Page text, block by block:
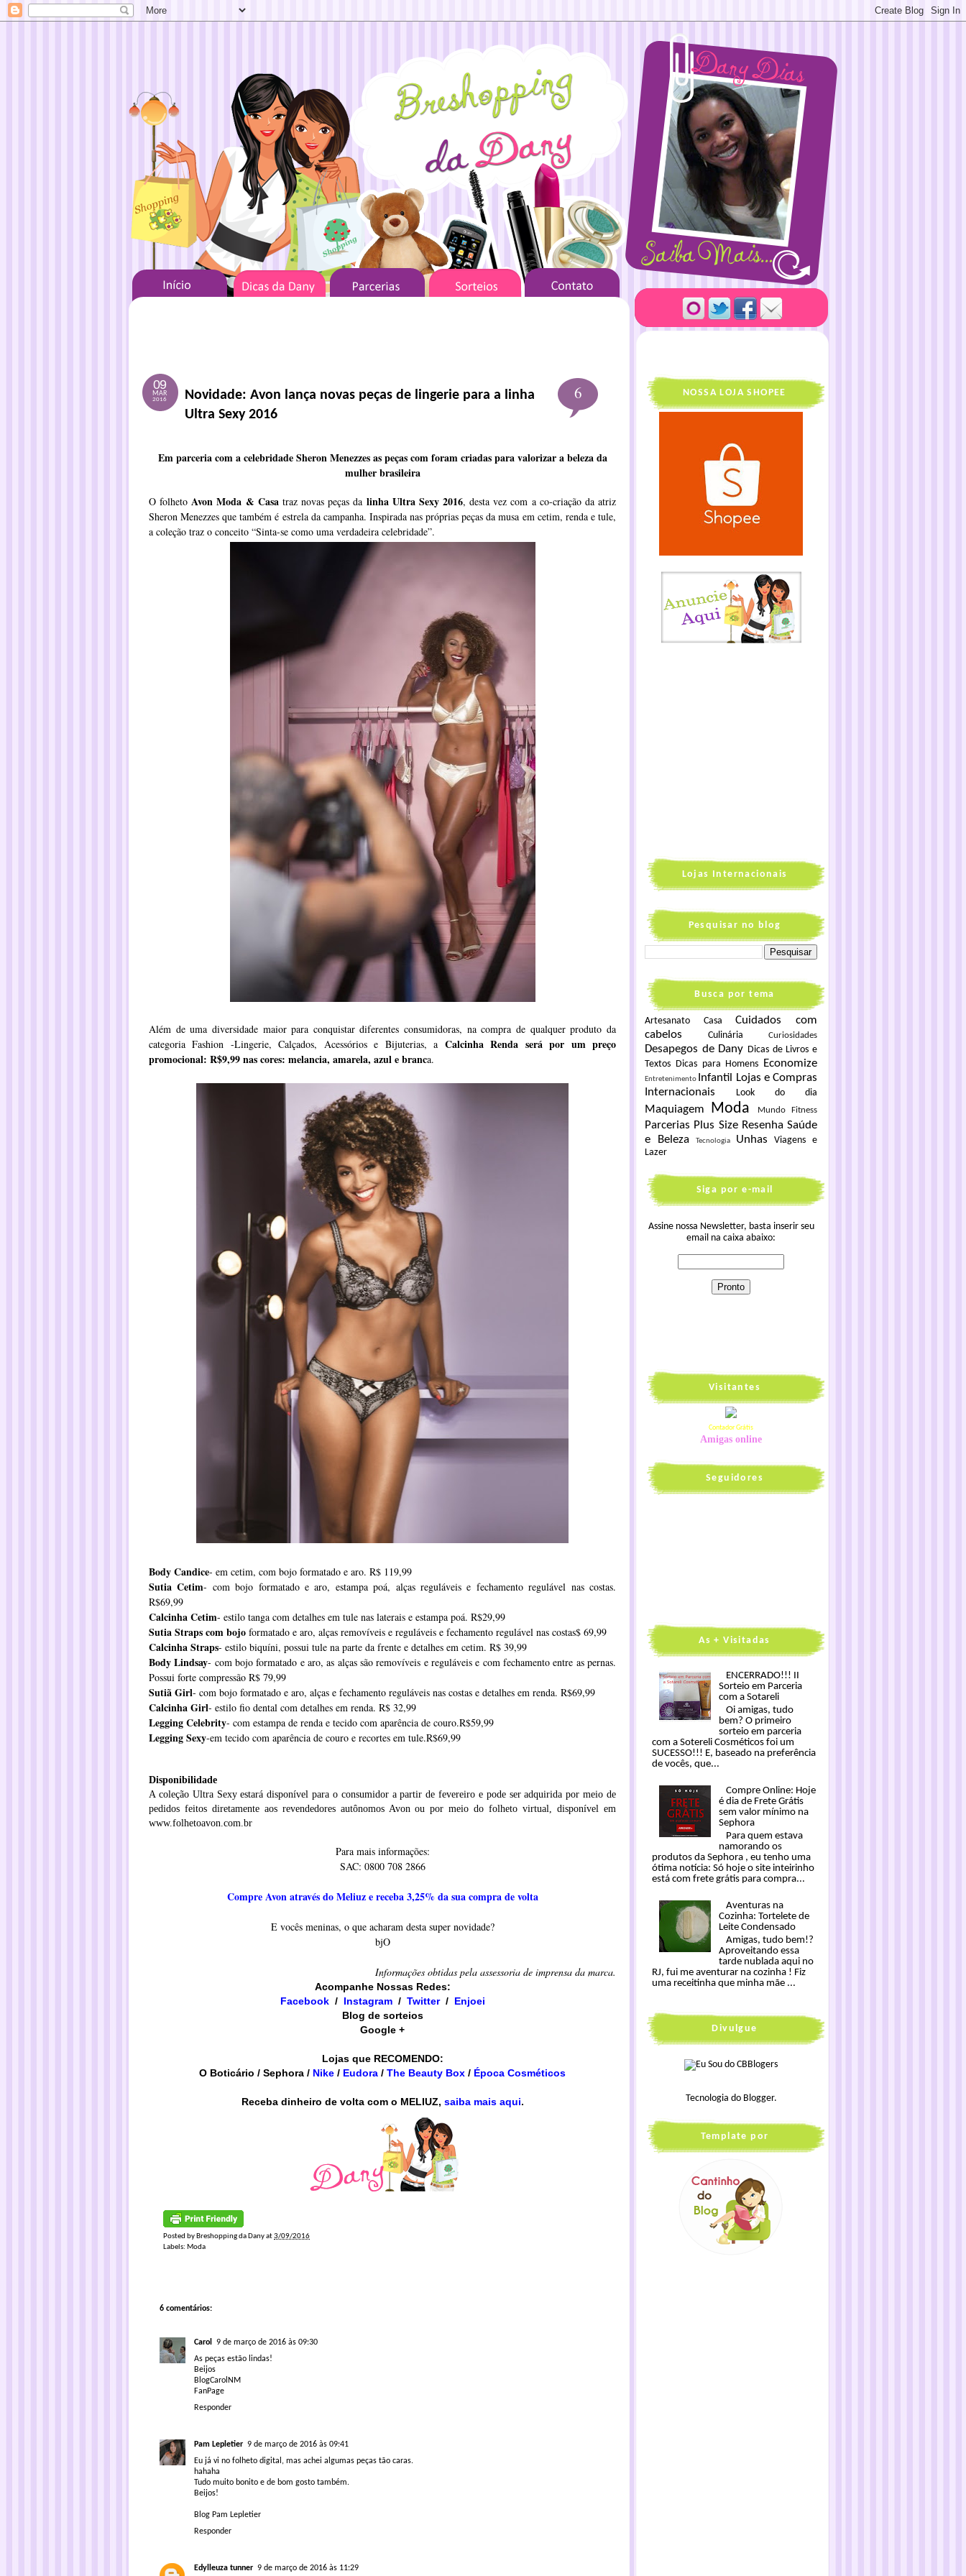
09
MAR
2016 6
Novidade: Avon lança novas peças de lingerie para a linha
Ultra Sexy 2016
Em parceria com a celebridade Sheron Menezzes as peças com foram criadas para valorizar a beleza da
mulher brasileira
O folhetoAvon Moda & Casatraz novas peças da linha Ultra Sexy 2016, desta vez com a co-criação da atriz
Sheron Menezzes que também é estrela da campanha. Inspirada nas próprias peças da musa em cetim, renda e tule,
a coleção traz o conceito “Sinta-se como uma verdadeira celebridade”.
Além de uma diversidade maior para conquistar diferentes consumidoras, na compra de qualquer produto da
categoria Fashion -Lingerie, Calçados, Acessórios e Bijuterias, a Calcinha Renda será por um preço
promocional: R$9,99 nas cores: melancia, amarela, azul e branca.
Body Candice- em cetim, com bojo formatado e aro. R$ 119,99
Sutia Cetim- com bojo formatado e aro, estampa poá, alças reguláveis e fechamento regulável nas costas.
R$69,99
Calcinha Cetim- estilo tanga com detalhes em tule nas laterais e estampa poá. R$29,99
Sutia Straps com bojo formatado e aro, alças removíveis e reguláveis e fechamento regulável nas costas$ 69,99
Calcinha Straps- estilo biquíni, possui tule na parte da frente e detalhes em cetim. R$ 39,99
Body Lindsay- com bojo formatado e aro, as alças são removíveis e reguláveis e com fechamento entre as pernas.
Possui forte compressão R$ 79,99
Sutiã Girl- com bojo formatado e aro, alças e fechamento reguláveis nas costas e detalhes em renda. R$69,99
Calcinha Girl- estilo fio dental com detalhes em renda. R$ 32,99
Legging Celebrity- com estampa de renda e tecido com aparência de couro.R$59,99
Legging Sexy-em tecido com aparência de couro e recortes em tule.R$69,99
Disponibilidade
A coleção Ultra Sexy estará disponível para o consumidor a partir de fevereiro e pode ser adquirida por meio de
pedidos feitos diretamente aos revendedores autônomos Avon ou por meio do folheto virtual, disponível em
www.folhetoavon.com.br
Para mais informações:
SAC: 0800 708 2866
Compre Avon através do Meliuz e receba 3,25% da sua compra de volta
E vocês meninas, o que acharam desta super novidade?
bjO
Informações obtidas pela assessoria de imprensa da marca.
Acompanhe Nossas Redes:
Facebook/ Instagram/ ​​Twitter/ Enjoei
Blog de sorteios
Google +
Lojas que RECOMENDO:
O Boticário / Sephora / Nike / Eudora / The Beauty Box / Época Cosméticos
Receba dinheiro de volta com o MELIUZ, saiba mais aqui.
Posted by Breshopping da Danyat3/09/2016
Labels: Moda
6 comentários:
Carol
9 de março de 2016 às 09:30
As peças estão lindas!
Beijos
BlogCarolNM
FanPage
Responder
Pam Lepletier 9 de março de 2016 às 09:41
Eu já vi no folheto digital, mas achei algumas peças tão caras.
hahaha
Tudo muito bonito e de bom gosto também.
Beijos!
Blog Pam Lepletier
Responder
Edylleuza tunner 9 de março de 2016 às 11:29
NOSSA LOJA SHOPEE
Lojas Internacionais
Pesquisar no blog
Busca por tema
Artesanato Casa
Cuidados com
cabelos
Culinária Curiosidades
Desapegos de Dany Dicas de Livros e
Textos Dicas para Homens Economize
Entretenimento Infantil
Lojas e Compras
Internacionais
Look do dia
Maquiagem Moda Mundo Fitness
Parcerias Plus Size Resenha Saúde
e Beleza
Tecnologia Unhas
Viagens e
Lazer
Siga por e-mail
Assine nossa Newsletter, basta inserir seu
email na caixa abaixo:
Visitantes
Contador Grátis
Amigas online
Seguidores
As + Visitadas
ENCERRADO!!! II
Sorteio em Parceria
com a Sotareli
Oi amigas, tudo
bem? O primeiro
sorteio em parceria
com a Sotereli Cosméticos foi um
SUCESSO!!! E, baseado na preferência
de vocês, que...
Compre Online: Hoje
é dia de Frete Grátis
sem valor mínimo na
Sephora
Para quem estava
namorando os
produtos da Sephora , eu tenho uma
ótima notícia: Só hoje o site inteirinho
está com frete grátis para compra...
Aventuras na
Cozinha: Tortelete de
Leite Condensado
Amigas, tudo bem!?
Aproveitando essa
tarde nublada aqui no
RJ, fui me aventurar na cozinha ! Fiz
uma receitinha que minha mãe ...
Divulgue
Tecnologia do Blogger.
Template por